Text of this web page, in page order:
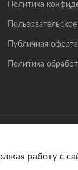
Политика
Публичная оферта
Политика
работу с